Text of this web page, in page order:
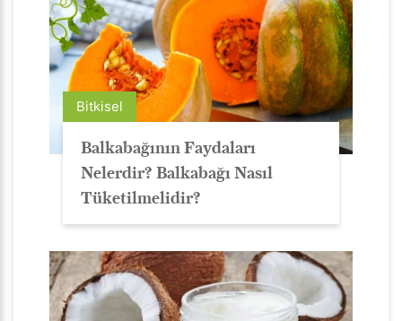
Bitkisel
Balkabağının Faydaları
Nelerdir? Balkabağı Nasıl
Tüketilmelidir?